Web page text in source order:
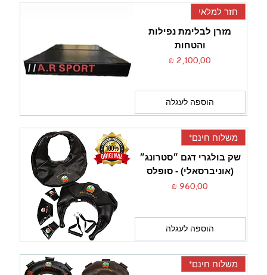
חזר למלאי
מזרן לבלימת נפילות
והטחות
מחיר
הוספה לעגלה
משלוח חינם*
שק בולגרי דגם ״סטרונג״
(אוניברסאלי) - סופלס
מחיר
הוספה לעגלה
משלוח חינם*